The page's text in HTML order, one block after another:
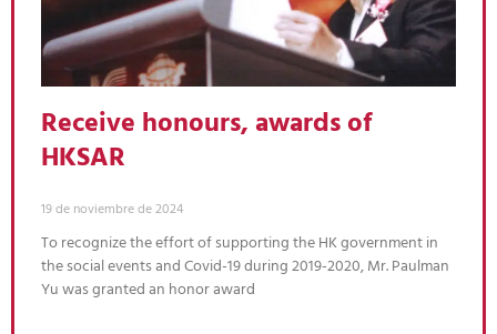
Receive honours, awards of
HKSAR
19 de noviembre de 2024
To recognize the effort of supporting the HK government in
the social events and Covid-19 during 2019-2020, Mr. Paulman
Yu was granted an honor award